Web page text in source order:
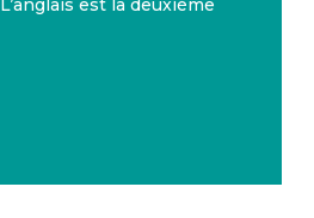
est la deuxième